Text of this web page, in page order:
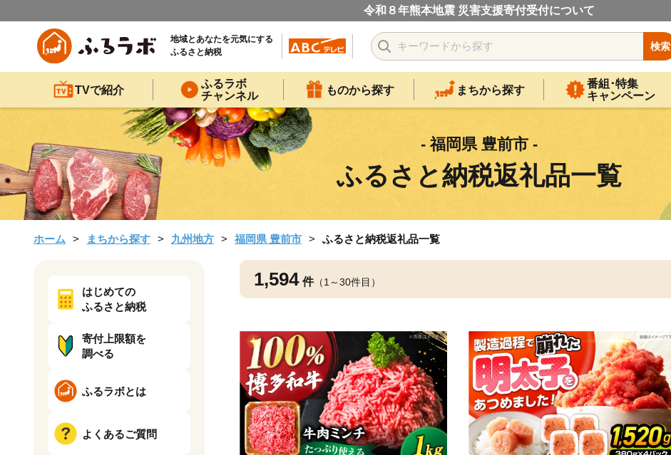
令和８年熊本地震 災害支援寄付受付について
地域とあなたを元気にする
ふるさと納税
検索
TVで紹介
ふるラボ
チャンネル
ものから探す まちから探す
番組･特集
キャンペーン
- 福岡県 豊前市 -
ふるさと納税返礼品一覧
ホーム まちから探す 九州地方 福岡県 豊前市 ふるさと納税返礼品一覧
1,594 件（1～30件目）
はじめての
ふるさと納税
寄付上限額を
調べる
ふるラボとは
よくあるご質問